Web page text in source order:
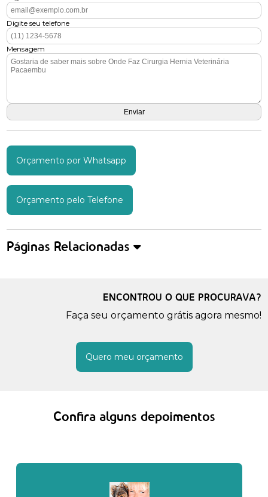
Digite seu telefone
Mensagem
Orçamento por Whatsapp
Orçamento pelo Telefone
Páginas Relacionadas
ENCONTROU O QUE PROCURAVA?
Faça seu orçamento grátis agora mesmo!
Quero meu orçamento
Confira alguns depoimentos